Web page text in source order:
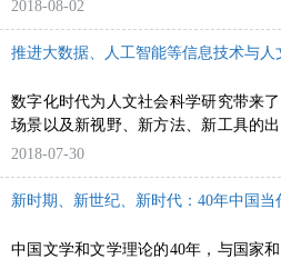
2018-08-02
推进大数据、人工智能等信息技术与
数字化时代为人文社会科学研究带来
场景以及新视野、新方法、新工具的
科学研究体系的构建应把握大数据驱
的创新。
2018-07-30
新时期、新世纪、新时代：40年中国当
中国文学和文学理论的40年，与国家